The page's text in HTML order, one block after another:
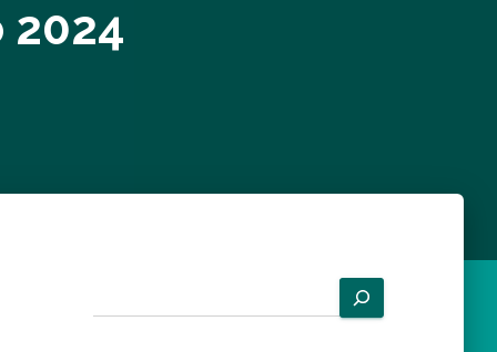
2024
u